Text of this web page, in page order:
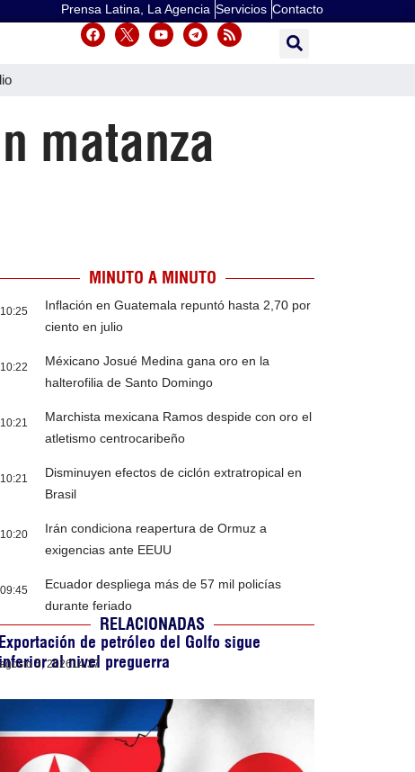
Prensa Latina, La Agencia Servicios Contacto
matanza
MINUTO A MINUTO
10:25
Inflación en Guatemala repuntó hasta 2,70 por
ciento en julio
10:22
Méxicano Josué Medina gana oro en la
halterofilia de Santo Domingo
10:21
Marchista mexicana Ramos despide con oro el
atletismo centrocaribeño
10:21
Disminuyen efectos de ciclón extratropical en
Brasil
10:20
Irán condiciona reapertura de Ormuz a
exigencias ante EEUU
09:45
Ecuador despliega más de 57 mil policías
durante feriado
RELACIONADAS
Exportación de petróleo del Golfo sigue
inferior al nivel preguerra
agosto 5, 202614:37